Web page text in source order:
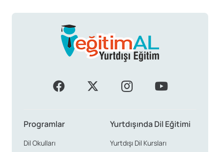
Programlar
Dil Okulları
Yurtdışında Dil Eğitimi
Yurtdışı Dil Kursları